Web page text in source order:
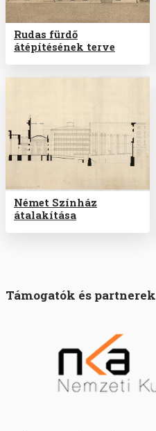
Rudas fürdő
átépítésének terve
Német Színház
átalakítása
Támogatók és partnerek